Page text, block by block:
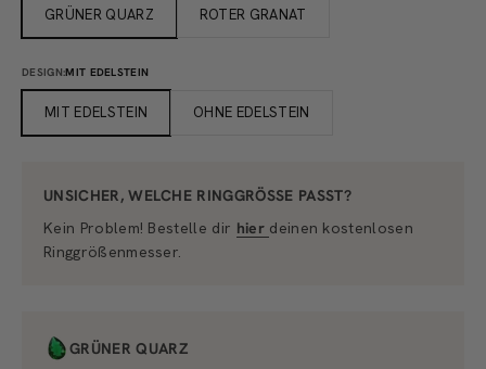
GRÜNER QUARZ ROTER GRANAT
DESIGN:MIT EDELSTEIN
MIT EDELSTEIN OHNE EDELSTEIN
UNSICHER, WELCHE RINGGRÖSSE PASST?
Kein Problem! Bestelle dir hier deinen kostenlosen
Ringgrößenmesser.
GRÜNER QUARZ